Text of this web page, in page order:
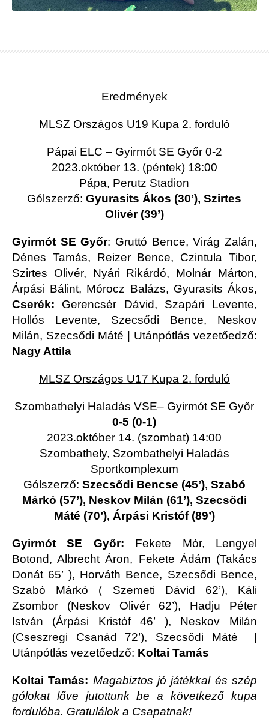
Eredmények
MLSZ Országos U19 Kupa 2. forduló
Pápai ELC – Gyirmót SE Győr 0-2
2023.október 13. (péntek) 18:00
Pápa, Perutz Stadion
Gólszerző:Gyurasits Ákos (30’), Szirtes
Olivér (39’)
Gyirmót SE Győr: Gruttó Bence, Virág Zalán,
Dénes Tamás, Reizer Bence, Czintula Tibor,
Szirtes Olivér, Nyári Rikárdó, Molnár Márton,
Árpási Bálint, Mórocz Balázs, Gyurasits Ákos,
Cserék: Gerencsér Dávid, Szapári Levente,
Hollós Levente, Szecsődi Bence, Neskov
Milán, Szecsődi Máté | Utánpótlás vezetőedző:
Nagy Attila
MLSZ Országos U17 Kupa 2. forduló
Szombathelyi Haladás VSE– Gyirmót SE Győr
0-5 (0-1)
2023.október 14. (szombat) 14:00
Szombathely, Szombathelyi Haladás
Sportkomplexum
Gólszerző: Szecsődi Bencse (45’), Szabó
Márkó (57’), Neskov Milán (61’), Szecsődi
Máté (70’), Árpási Kristóf (89’)
Gyirmót SE Győr: Fekete Mór, Lengyel
Botond, Albrecht Áron, Fekete Ádám (Takács
Donát 65’ ), Horváth Bence, Szecsődi Bence,
Szabó Márkó ( Szemeti Dávid 62’), Káli
Zsombor (Neskov Olivér 62’), Hadju Péter
István (Árpási Kristóf 46’ ), Neskov Milán
(Cseszregi Csanád 72’), Szecsődi Máté |
Utánpótlás vezetőedző: Koltai Tamás
Koltai Tamás: Magabiztos jó játékkal és szép
gólokat lőve jutottunk be a következő kupa
fordulóba. Gratulálok a Csapatnak!